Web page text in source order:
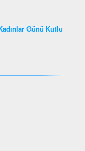
Günü Kutlu